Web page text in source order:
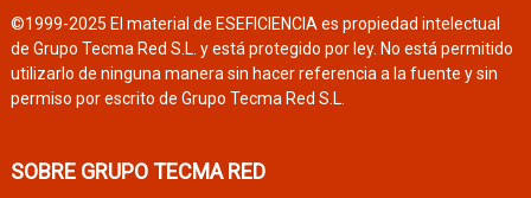
©1999-2025 El material de ESEFICIENCIA es propiedad intelectual
de Grupo Tecma Red S.L. y está protegido por ley. No está permitido
utilizarlo de ninguna manera sin hacer referencia a la fuente y sin
permiso por escrito de Grupo Tecma Red S.L.
SOBRE GRUPO TECMA RED